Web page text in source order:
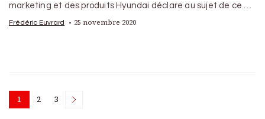
marketing et des produits Hyundai déclare au sujet de ce …
Frédéric Euvrard 25 novembre 2020
Posts
Page
1 Page
2 Page
3